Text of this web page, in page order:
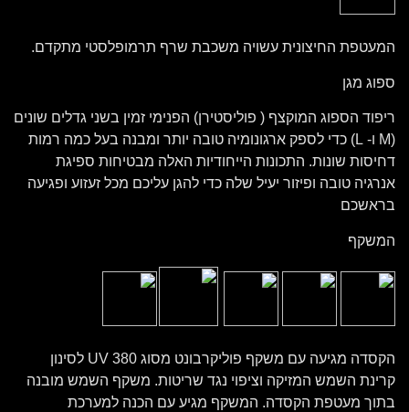
המעטפת החיצונית עשויה משכבת שרף תרמופלסטי מתקדם.
ספוג מגן
ריפוד הספוג המוקצף ( פוליסטירן) הפנימי זמין בשני גדלים שונים
(M ו- L) כדי לספק ארגונומיה טובה יותר ומבנה בעל כמה רמות
דחיסות שונות. התכונות הייחודיות האלה מבטיחות ספיגת
אנרגיה טובה ופיזור יעיל שלה כדי להגן עליכם מכל זעזוע ופגיעה
בראשכם
המשקף
הקסדה מגיעה עם משקף פוליקרבונט מסוג UV 380 לסינון
קרינת השמש המזיקה וציפוי נגד שריטות. משקף השמש מובנה
בתוך מעטפת הקסדה. המשקף מגיע עם הכנה למערכת